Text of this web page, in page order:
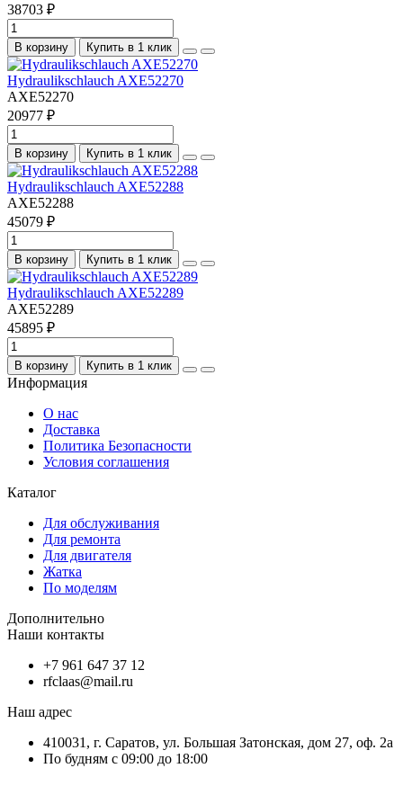
38703 ₽
В корзину Купить в 1 клик
Hydraulikschlauch AXE52270
AXE52270
20977 ₽
В корзину Купить в 1 клик
Hydraulikschlauch AXE52288
AXE52288
45079 ₽
В корзину Купить в 1 клик
Hydraulikschlauch AXE52289
AXE52289
45895 ₽
В корзину Купить в 1 клик
Информация
О нас
Доставка
Политика Безопасности
Условия соглашения
Каталог
Для обслуживания
Для ремонта
Для двигателя
Жатка
По моделям
Дополнительно
Наши контакты
+7 961 647 37 12
rfclaas@mail.ru
Наш адрес
410031, г. Саратов, ул. Большая Затонская, дом 27, оф. 2а
По будням с 09:00 до 18:00